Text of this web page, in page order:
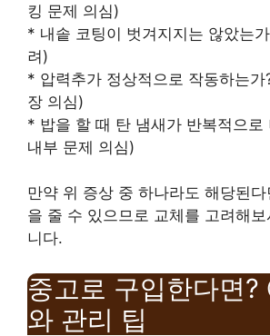
킹 문제 의심)
* 내솥 코팅이 벗겨지지는 않았는
려)
* 압력추가 정상적으로 작동하는가
장 의심)
* 밥을 할 때 탄 냄새가 반복적으로
내부 문제 의심)
만약 위 증상 중 하나라도 해당된
을 줄 수 있으므로 교체를 고려해
니다.
중고로 구입한다면?
와 관리 팁